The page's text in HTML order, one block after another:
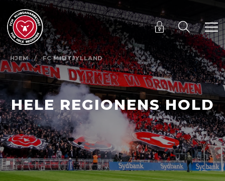
HJEM / FC MIDTJYLLAND
HELE REGIONENS HOLD